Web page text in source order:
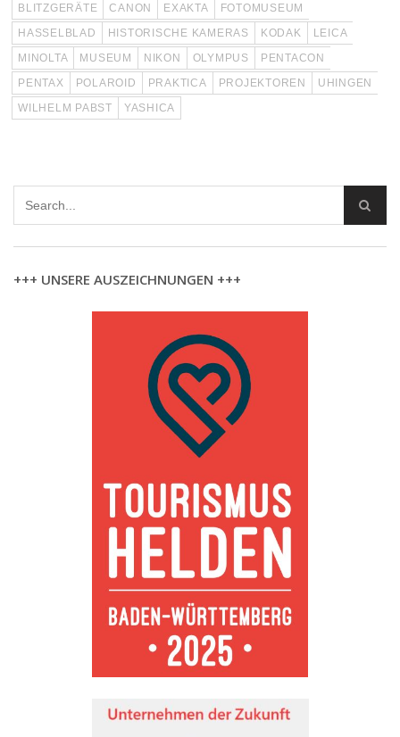
BLITZGERÄTE
CANON EXAKTA
FOTOMUSEUM
HASSELBLAD
HISTORISCHE KAMERAS KODAK
LEICA
MINOLTA
MUSEUM NIKON OLYMPUS
PENTACON
PENTAX
POLAROID PRAKTICA PROJEKTOREN
UHINGEN
WILHELM PABST
YASHICA
+++ UNSERE AUSZEICHNUNGEN +++